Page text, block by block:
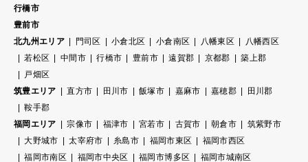
行橋市
豊前市
北九州エリア
門司区 小倉北区 小倉南区 八幡東区
八幡西区
若松区
中間市 行橋市 豊前市 遠賀郡 京都郡
築上郡
戸畑区
筑豊エリア
直方市 田川市 飯塚市 嘉麻市 嘉穂郡
田川郡
鞍手郡
福岡エリア
宗像市 福津市 宮若市 古賀市 朝倉市
筑紫野市
大野城市
太宰府市 糸島市 福岡市東区
福岡市西区
福岡市南区
福岡市中央区 福岡市博多区
福岡市城南区